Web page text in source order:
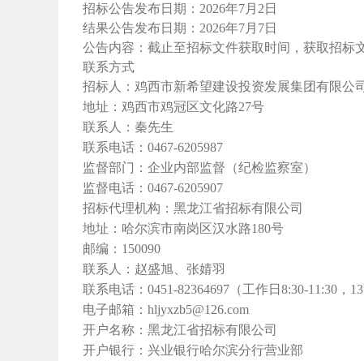
招标公告发布日期：2026年7月2日
结果公告发布日期：2026年7月7日
公告内容：截止至招标文件获取时间，获取招标
联系方式
招标人：鸡西市新希望建设投资发展集团有限公司
地址：鸡西市鸡冠区文化路27号
联系人：秦先生
联系电话：0467-6205987
监督部门：企业内部监督（纪检监察室）
监督电话：0467-6205907
招标代理机构：黑龙江省招标有限公司
地址：哈尔滨市南岗区汉水路180号
邮编：150090
联系人：赵盛旭、张婧羽
联系电话：0451-82364697（工作日8:30-11:30，
电子邮箱：hljyxzb5@126.com
开户名称：黑龙江省招标有限公司
开户银行：兴业银行哈尔滨分行营业部